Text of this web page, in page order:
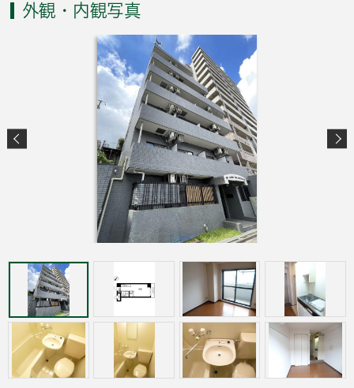
外観・内観写真